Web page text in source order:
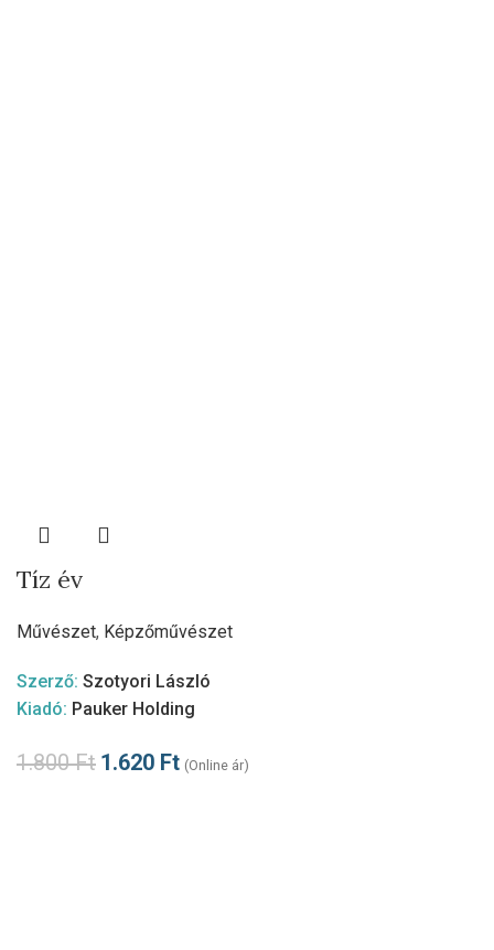
Tíz év
Művészet, Képzőművészet
Szerző: Szotyori László
Kiadó: Pauker Holding
1.800Ft 1.620 Ft (Online ár)